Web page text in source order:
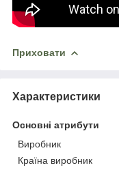
Приховати
Характеристики
Основні атрибути
Виробник
Країна виробник